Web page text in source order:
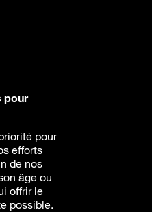
pour
pour
efforts
de nos
âge ou
offrir le
possible.